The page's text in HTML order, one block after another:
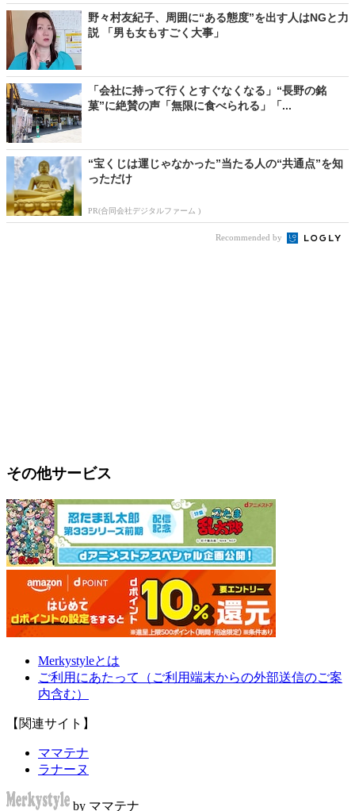
野々村友紀子、周囲に“ある態度”を出す人はNGと力
説 「男も女もすごく大事」
「会社に持って行くとすぐなくなる」“長野の銘
菓”に絶賛の声「無限に食べられる」「...
“宝くじは運じゃなかった”当たる人の“共通点”を知
っただけ
PR(合同会社デジタルファーム )
Recommended by
その他サービス
Merkystyleとは
ご利用にあたって（ご利用端末からの外部送信のご案
内含む）
【関連サイト】
ママテナ
ラナーヌ
by ママテナ